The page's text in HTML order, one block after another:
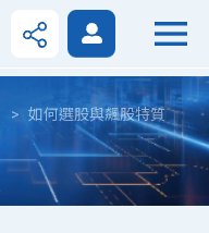
如何選股與飆股特質